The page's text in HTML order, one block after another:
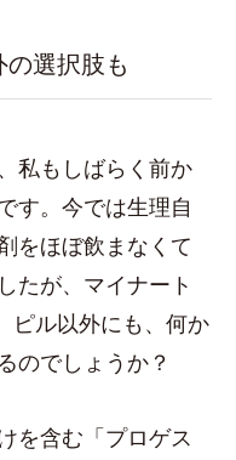
選択肢も
私もしばらく前か
す。今では生理自
をほぼ飲まなくて
たが、マイナート
ピル以外にも、何か
のでしょうか？
を含む「プロゲス